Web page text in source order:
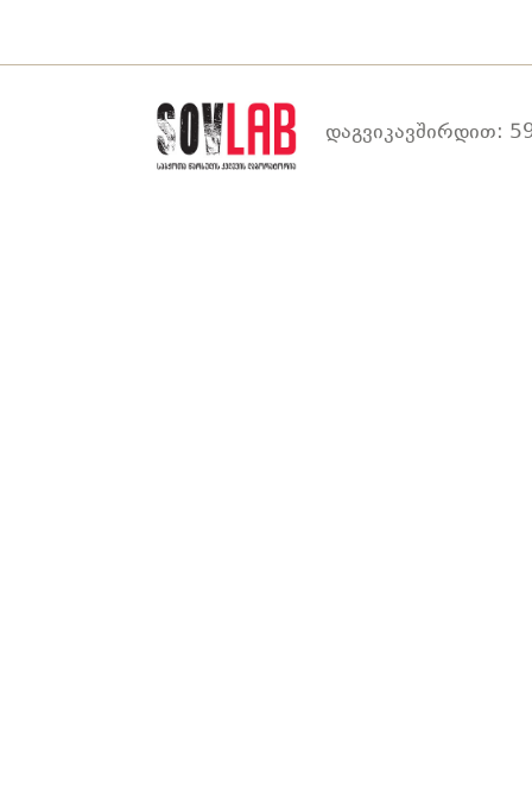
დაგვიკავშირდით: